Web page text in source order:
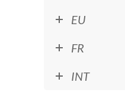
EU
FR
INT